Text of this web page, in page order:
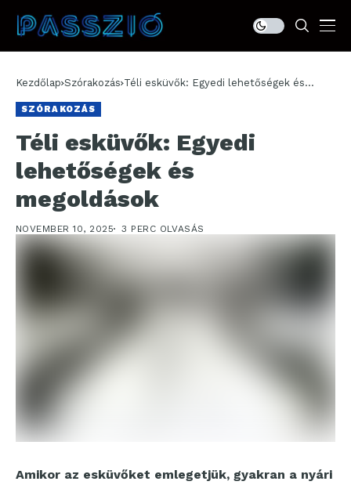
Kezdőlap Szórakozás Téli esküvők: Egyedi lehetőségek és
SZÓRAKOZÁS
Téli esküvők: Egyedi
lehetőségek és
megoldások
NOVEMBER 10, 2025 3 PERC OLVASÁS
Amikor az esküvőket emlegetjük, gyakran a nyári